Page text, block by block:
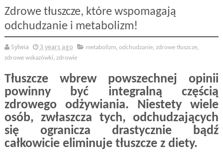
Zdrowe tłuszcze, które wspomagają
odchudzanie i metabolizm!
Sylwia 3 years ago metabolizm, odchudzanie, zdrowe tłuszcze,
zdrowe wskazówki, zdrowie
Tłuszcze wbrew powszechnej opinii
powinny być integralną częścią
zdrowego odżywiania. Niestety wiele
osób, zwłaszcza tych, odchudzających
się ogranicza drastycznie bądź
całkowicie eliminuje tłuszcze z diety.